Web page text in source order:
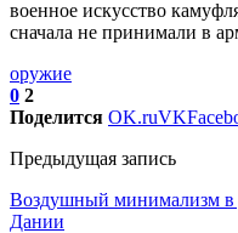
военное искусство
сначала не принимали в
оружие
0 2
Поделится OK.ruVK
Предыдущая запись
Воздушный минимализм в
Дании